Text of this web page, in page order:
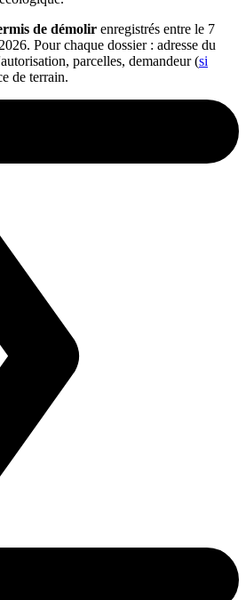
de démolir enregistrés entre le 7
Pour chaque dossier : adresse du
parcelles, demandeur (si
de terrain.